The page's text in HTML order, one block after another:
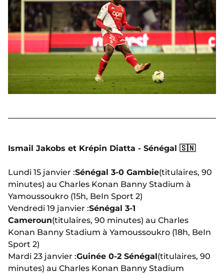
Ismail Jakobs et Krépin Diatta - Sénégal 🇸🇳
Lundi 15 janvier :Sénégal 3-0 Gambie(titulaires, 90
minutes) au Charles Konan Banny Stadium à
Yamoussoukro (15h, BeIn Sport 2)
Vendredi 19 janvier :Sénégal 3-1
Cameroun(titulaires, 90 minutes) au Charles
Konan Banny Stadium à Yamoussoukro (18h, BeIn
Sport 2)
Mardi 23 janvier :Guinée 0-2 Sénégal(titulaires, 90
minutes) au Charles Konan Banny Stadium